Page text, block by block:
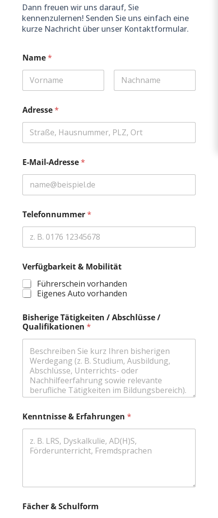
Dann freuen wir uns darauf, Sie
kennenzulernen! Senden Sie uns einfach eine
kurze Nachricht über unser Kontaktformular.
Name*
Adresse*
E-Mail-Adresse*
Telefonnummer*
Verfügbarkeit & Mobilität
Führerschein vorhanden
Eigenes Auto vorhanden
Q
u
a
i
o
n
h
r
Bisherige Tätigkeiten / Abschlüsse /
Qualifikationen *
Kenntnisse & Erfahrungen *
Fächer & Schulform